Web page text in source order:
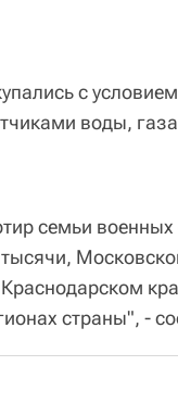
с
воды,
семьи военных
страны", -